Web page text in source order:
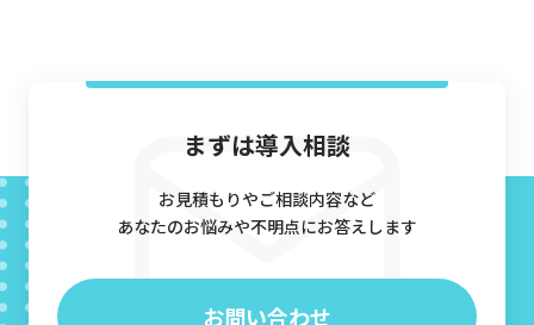
まずは導入相談
お見積もりやご相談内容など
あなたのお悩みや不明点にお答えします
お問い合わせ